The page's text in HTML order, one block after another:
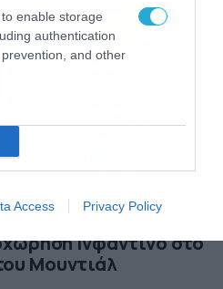
enable storage
authentication
and other
Access Privacy Policy
Ινφαντίνο στο
Μουντιάλ